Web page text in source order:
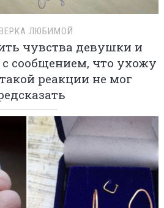
ЛЮБИМОЙ
чувства девушки и
с сообщением, что ухожу
реакции не мог